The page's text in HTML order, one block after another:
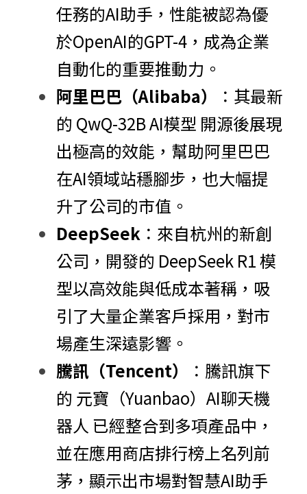
任務的AI助手，性能被認為優
於OpenAI的GPT-4，成為企業
自動化的重要推動力。
阿里巴巴（Alibaba）
：其最新
的 QwQ-32B AI模型 開源後展現
出極高的效能，幫助阿里巴巴
在AI領域站穩腳步，也大幅提
升了公司的市值。
DeepSeek ：來自杭州的新創
公司，開發的 DeepSeek R1 模
型以高效能與低成本著稱，吸
引了大量企業客戶採用，對市
場產生深遠影響。
騰訊（Tencent）
：騰訊旗下
的 元寶（Yuanbao）AI聊天機
器人 已經整合到多項產品中，
並在應用商店排行榜上名列前
茅，顯示出市場對智慧AI助手